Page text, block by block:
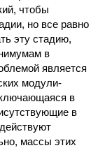
чтобы
но все равно
эту стадию,
в
является
модули-
в
в
массы этих